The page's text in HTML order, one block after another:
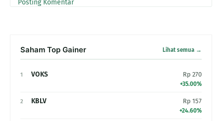
Posting Komentar
Saham Top Gainer Lihat semua →
1 VOKS Rp 270
+35.00%
2 KBLV Rp 157
+24.60%